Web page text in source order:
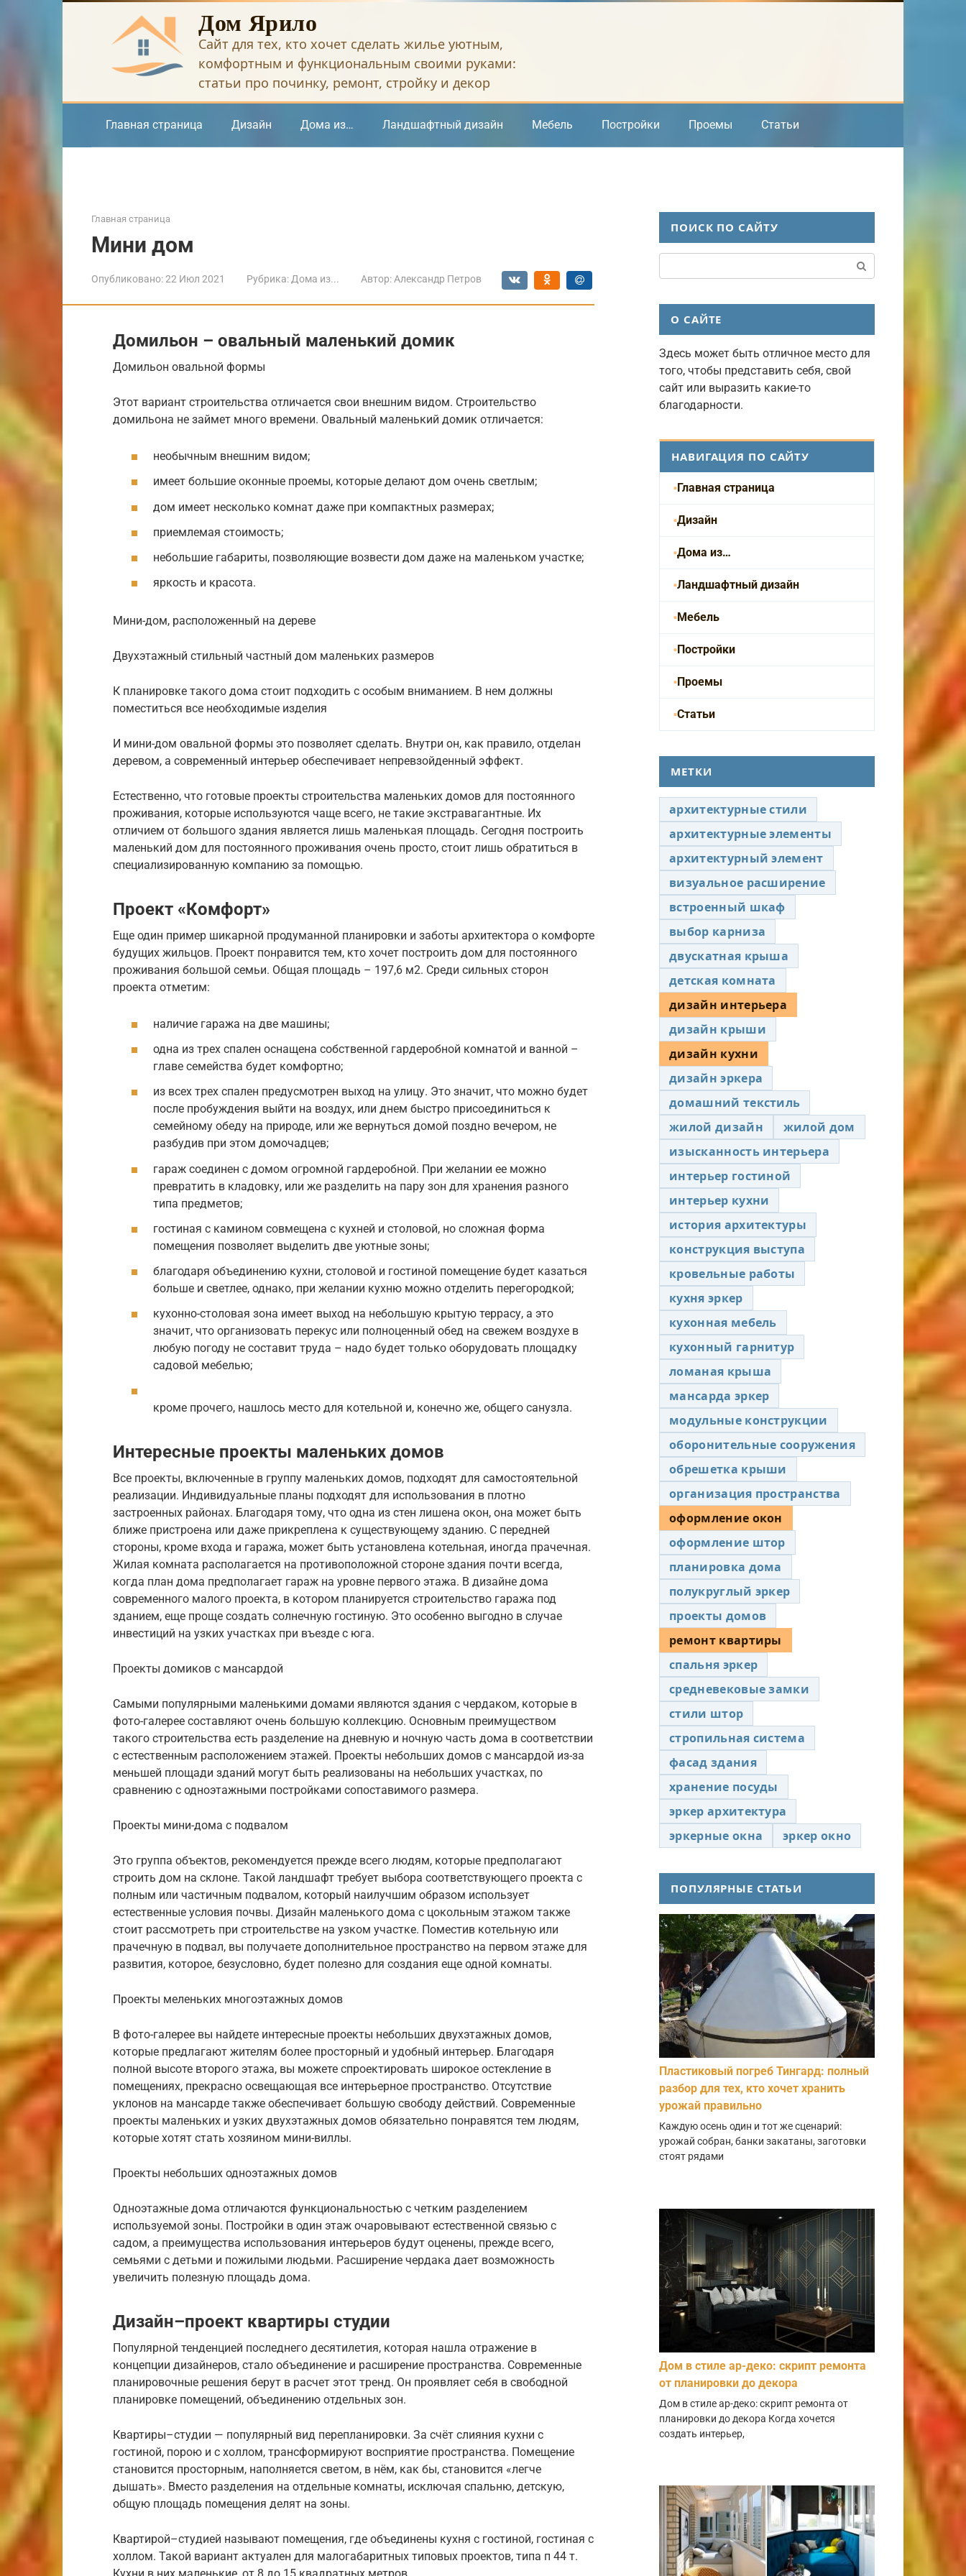
Дом Ярило
Сайт для тех, кто хочет сделать жилье уютным,
комфортным и функциональным своими руками:
статьи про починку, ремонт, стройку и декор
Главная страница Дизайн Дома из… Ландшафтный дизайн Мебель Постройки Проемы Статьи
Главная страница
Мини дом
Опубликовано:22 Июл 2021 Рубрика: Дома из... Автор: Александр Петров
Домильон – овальный маленький домик
Домильон овальной формы
Этот вариант строительства отличается свои внешним видом. Строительство
домильона не займет много времени. Овальный маленький домик отличается:
необычным внешним видом;
имеет большие оконные проемы, которые делают дом очень светлым;
дом имеет несколько комнат даже при компактных размерах;
приемлемая стоимость;
небольшие габариты, позволяющие возвести дом даже на маленьком участке;
яркость и красота.
Мини-дом, расположенный на дереве
Двухэтажный стильный частный дом маленьких размеров
К планировке такого дома стоит подходить с особым вниманием. В нем должны
поместиться все необходимые изделия
И мини-дом овальной формы это позволяет сделать. Внутри он, как правило, отделан
деревом, а современный интерьер обеспечивает непревзойденный эффект.
Естественно, что готовые проекты строительства маленьких домов для постоянного
проживания, которые используются чаще всего, не такие экстравагантные. Их
отличием от большого здания является лишь маленькая площадь. Сегодня построить
маленький дом для постоянного проживания очень просто, стоит лишь обратиться в
специализированную компанию за помощью.
Проект «Комфорт»
Еще один пример шикарной продуманной планировки и заботы архитектора о комфорте
будущих жильцов. Проект понравится тем, кто хочет построить дом для постоянного
проживания большой семьи. Общая площадь – 197,6 м2. Среди сильных сторон
проекта отметим:
наличие гаража на две машины;
одна из трех спален оснащена собственной гардеробной комнатой и ванной –
главе семейства будет комфортно;
из всех трех спален предусмотрен выход на улицу. Это значит, что можно будет
после пробуждения выйти на воздух, или днем быстро присоединиться к
семейному обеду на природе, или же вернуться домой поздно вечером, не
разбудив при этом домочадцев;
гараж соединен с домом огромной гардеробной. При желании ее можно
превратить в кладовку, или же разделить на пару зон для хранения разного
типа предметов;
гостиная с камином совмещена с кухней и столовой, но сложная форма
помещения позволяет выделить две уютные зоны;
благодаря объединению кухни, столовой и гостиной помещение будет казаться
больше и светлее, однако, при желании кухню можно отделить перегородкой;
кухонно-столовая зона имеет выход на небольшую крытую террасу, а это
значит, что организовать перекус или полноценный обед на свежем воздухе в
любую погоду не составит труда – надо будет только оборудовать площадку
садовой мебелью;
кроме прочего, нашлось место для котельной и, конечно же, общего санузла.
Интересные проекты маленьких домов
Все проекты, включенные в группу маленьких домов, подходят для самостоятельной
реализации. Индивидуальные планы подходят для использования в плотно
застроенных районах. Благодаря тому, что одна из стен лишена окон, она может быть
ближе пристроена или даже прикреплена к существующему зданию. С передней
стороны, кроме входа и гаража, может быть установлена котельная, иногда прачечная.
Жилая комната располагается на противоположной стороне здания почти всегда,
когда план дома предполагает гараж на уровне первого этажа. В дизайне дома
современного малого проекта, в котором планируется строительство гаража под
зданием, еще проще создать солнечную гостиную. Это особенно выгодно в случае
инвестиций на узких участках при въезде с юга.
Проекты домиков с мансардой
Самыми популярными маленькими домами являются здания с чердаком, которые в
фото-галерее составляют очень большую коллекцию. Основным преимуществом
такого строительства есть разделение на дневную и ночную часть дома в соответствии
с естественным расположением этажей. Проекты небольших домов с мансардой из-за
меньшей площади зданий могут быть реализованы на небольших участках, по
сравнению с одноэтажными постройками сопоставимого размера.
Проекты мини-дома с подвалом
Это группа объектов, рекомендуется прежде всего людям, которые предполагают
строить дом на склоне. Такой ландшафт требует выбора соответствующего проекта с
полным или частичным подвалом, который наилучшим образом использует
естественные условия почвы. Дизайн маленького дома с цокольным этажом также
стоит рассмотреть при строительстве на узком участке. Поместив котельную или
прачечную в подвал, вы получаете дополнительное пространство на первом этаже для
развития, которое, безусловно, будет полезно для создания еще одной комнаты.
Проекты меленьких многоэтажных домов
В фото-галерее вы найдете интересные проекты небольших двухэтажных домов,
которые предлагают жителям более просторный и удобный интерьер. Благодаря
полной высоте второго этажа, вы можете спроектировать широкое остекление в
помещениях, прекрасно освещающая все интерьерное пространство. Отсутствие
уклонов на мансарде также обеспечивает большую свободу действий. Современные
проекты маленьких и узких двухэтажных домов обязательно понравятся тем людям,
которые хотят стать хозяином мини-виллы.
Проекты небольших одноэтажных домов
Одноэтажные дома отличаются функциональностью с четким разделением
используемой зоны. Постройки в один этаж очаровывают естественной связью с
садом, а преимущества использования интерьеров будут оценены, прежде всего,
семьями с детьми и пожилыми людьми. Расширение чердака дает возможность
увеличить полезную площадь дома.
Дизайн–проект квартиры студии
Популярной тенденцией последнего десятилетия, которая нашла отражение в
концепции дизайнеров, стало объединение и расширение пространства. Современные
планировочные решения берут в расчет этот тренд. Он проявляет себя в свободной
планировке помещений, объединению отдельных зон.
Квартиры–студии — популярный вид перепланировки. За счёт слияния кухни с
гостиной, порою и с холлом, трансформируют восприятие пространства. Помещение
становится просторным, наполняется светом, в нём, как бы, становится «легче
дышать». Вместо разделения на отдельные комнаты, исключая спальню, детскую,
общую площадь помещения делят на зоны.
Квартирой–студией называют помещения, где объединены кухня с гостиной, гостиная с
холлом. Такой вариант актуален для малогабаритных типовых проектов, типа п 44 т.
ПОИСК ПО САЙТУ
О САЙТЕ
Здесь может быть отличное место для
того, чтобы представить себя, свой
сайт или выразить какие-то
благодарности.
НАВИГАЦИЯ ПО САЙТУ
Главная страница
Дизайн
Дома из…
Ландшафтный дизайн
Мебель
Постройки
Проемы
Статьи
МЕТКИ
архитектурные стили
архитектурные элементы
архитектурный элемент
визуальное расширение
встроенный шкаф
выбор карниза
двускатная крыша
детская комната
дизайн интерьера
дизайн крыши
дизайн кухни
дизайн эркера
домашний текстиль
жилой дизайн
жилой дом
изысканность интерьера
интерьер гостиной
интерьер кухни
история архитектуры
конструкция выступа
кровельные работы
кухня эркер
кухонная мебель
кухонный гарнитур
ломаная крыша
мансарда эркер
модульные конструкции
оборонительные сооружения
обрешетка крыши
организация пространства
оформление окон
оформление штор
планировка дома
полукруглый эркер
проекты домов
ремонт квартиры
спальня эркер
средневековые замки
стили штор
стропильная система
фасад здания
хранение посуды
эркер архитектура
эркерные окна
эркер окно
ПОПУЛЯРНЫЕ СТАТЬИ
Пластиковый погреб Тингард: полный
разбор для тех, кто хочет хранить
урожай правильно
Каждую осень один и тот же сценарий:
урожай собран, банки закатаны, заготовки
стоят рядами
Дом в стиле ар-деко: скрипт ремонта
от планировки до декора
Дом в стиле ар-деко: скрипт ремонта от
планировки до декора Когда хочется
создать интерьер,